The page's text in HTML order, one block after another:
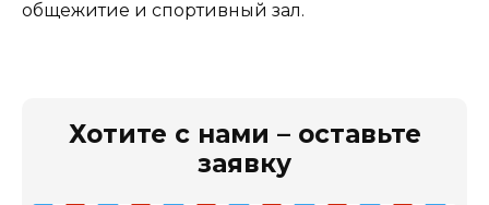
общежитие и спортивный зал.
Хотите с нами – оставьте
заявку